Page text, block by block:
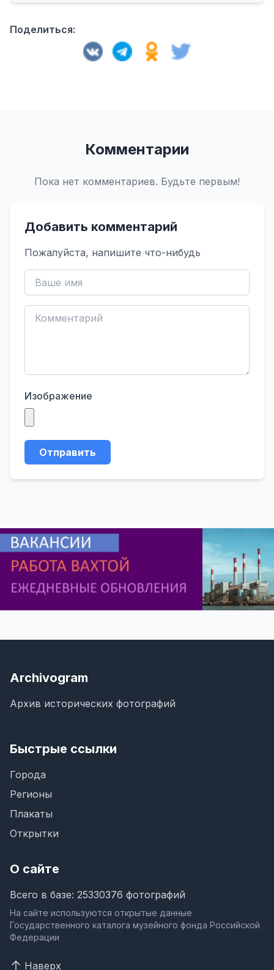
Поделиться:
Комментарии
Пока нет комментариев. Будьте первым!
Добавить комментарий
Пожалуйста, напишите что-нибудь
Изображение
Отправить
Archivogram
Архив исторических фотографий
Быстрые ссылки
Города
Регионы
Плакаты
Открытки
О сайте
Всего в базе: 25330376 фотографий
На сайте используются открытые данные
Государственного каталога музейного фонда Российской
Федерации
Наверх